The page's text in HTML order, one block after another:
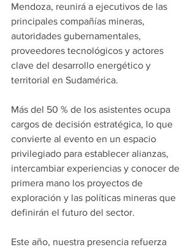
Mendoza, reunirá a ejecutivos de las
principales compañías mineras,
autoridades gubernamentales,
proveedores tecnológicos y actores
clave del desarrollo energético y
territorial en Sudamérica.
Más del 50 % de los asistentes ocupa
cargos de decisión estratégica, lo que
convierte al evento en un espacio
privilegiado para establecer alianzas,
intercambiar experiencias y conocer de
primera mano los proyectos de
exploración y las políticas mineras que
definirán el futuro del sector.
Este año, nuestra presencia refuerza